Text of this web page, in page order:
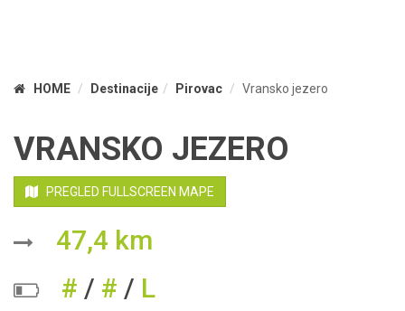
HOME Destinacije Pirovac Vransko jezero
VRANSKO JEZERO
PREGLED FULLSCREEN MAPE
47,4 km
# / # / L